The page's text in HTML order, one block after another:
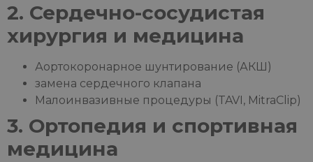
2. Сердечно-сосудистая
хирургия и медицина
Аортокоронарное шунтирование (АКШ)
замена сердечного клапана
Малоинвазивные процедуры (TAVI, MitraClip)
3. Ортопедия и спортивная
медицина